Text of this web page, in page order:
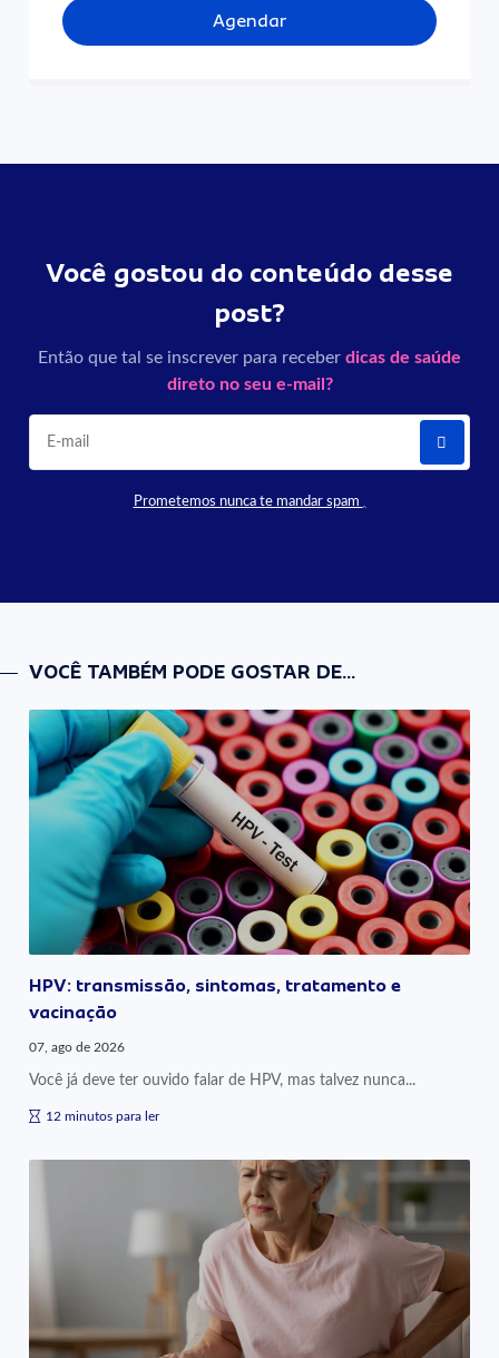
Agendar
Você gostou do conteúdo desse
post?
Então que tal se inscrever para receber dicas de saúde
direto no seu e-mail?
Prometemos nunca te mandar spam
VOCÊ TAMBÉM PODE GOSTAR DE...
HPV: transmissão, sintomas, tratamento e
vacinação
07, ago de 2026
Você já deve ter ouvido falar de HPV, mas talvez nunca...
12 minutos para ler